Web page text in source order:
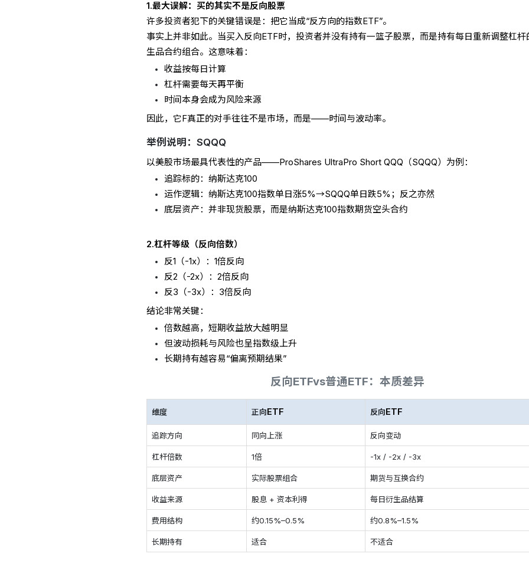
1.最大误解：买的其实不是反向股票
许多投资者犯下的关键错误是：把它当成“反方向的指数ETF”。
事实上并非如此。当买入反向ETF时，投资者并没有持有一篮子股票，而是持有每日重新调整杠杆
生品合约组合。这意味着：
收益按每日计算
杠杆需要每天再平衡
时间本身会成为风险来源
因此，它F真正的对手往往不是市场，而是——时间与波动率。
举例说明：SQQQ
以美股市场最具代表性的产品——ProShares UltraPro Short QQQ（SQQQ）为例：
追踪标的：纳斯达克100
运作逻辑：纳斯达克100指数单日涨5%→SQQQ单日跌5%；反之亦然
底层资产：并非现货股票，而是纳斯达克100指数期货空头合约
2.杠杆等级（反向倍数）
反1（-1x）：1倍反向
反2（-2x）：2倍反向
反3（-3x）：3倍反向
结论非常关键：
倍数越高，短期收益放大越明显
但波动损耗与风险也呈指数级上升
长期持有越容易“偏离预期结果”
反向ETFvs普通ETF：本质差异
维度 正向 ETF 反向 ETF
追踪方向 同向上涨 反向变动
杠杆倍数 1倍 -1x / -2x / -3x
底层资产 实际股票组合 期货与互换合约
收益来源 股息 + 资本利得 每日衍生品结算
费用结构 约0.15%–0.5% 约0.8%–1.5%
长期持有 适合 不适合